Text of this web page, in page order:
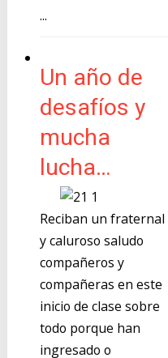
...
Un año de
desafíos y
mucha
lucha…
Reciban un fraternal
y caluroso saludo
compañeros y
compañeras en este
inicio de clase sobre
todo porque han
ingresado o